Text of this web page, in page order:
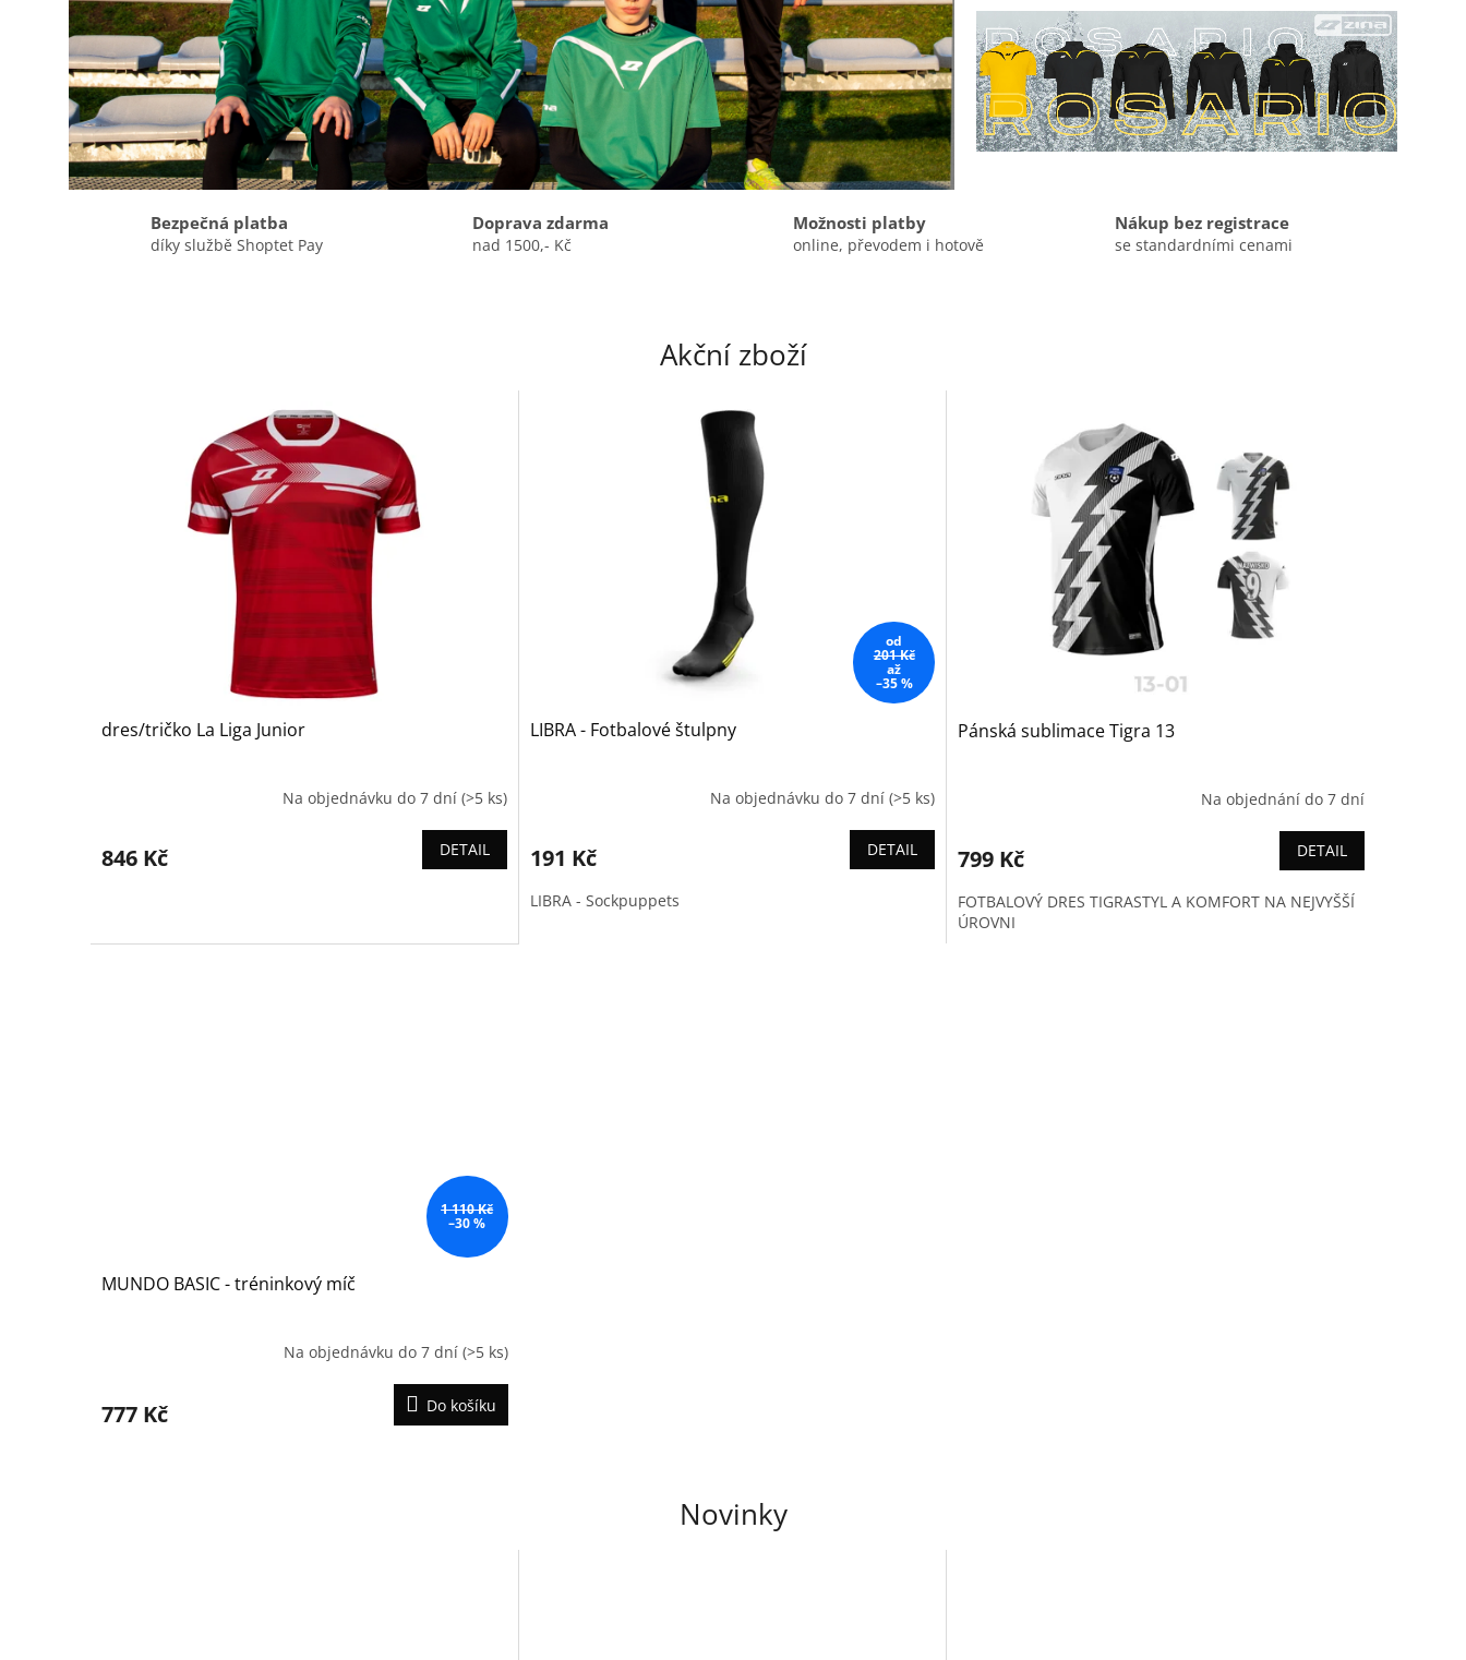
Bezpečná platba
díky službě Shoptet Pay
Doprava zdarma
nad 1500,- Kč
Možnosti platby
online, převodem i hotově
Nákup bez registrace
se standardními cenami
Akční zboží
dres/tričko La Liga Junior
Na objednávku do 7 dní (>5 ks)
846 Kč DETAIL
od
201 Kč
až
–35 %
LIBRA - Fotbalové štulpny
Na objednávku do 7 dní(>5 ks)
191 Kč DETAIL
LIBRA - Sockpuppets
Pánská sublimace Tigra 13
Na objednání do 7 dní
799 Kč DETAIL
FOTBALOVÝ DRES TIGRASTYL A KOMFORT NA NEJVYŠŠÍ
ÚROVNI
1 110 Kč
–30 %
MUNDO BASIC - tréninkový míč
Na objednávku do 7 dní (>5 ks)
777 Kč Do košíku
Novinky